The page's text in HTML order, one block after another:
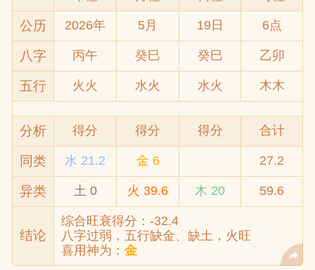
公历 2026年 5月 19日 6点
八字 丙午 癸巳 癸巳 乙卯
五行 火火 水火 水火 木木
分析 得分 得分 得分 合计
同类 水 21.2 金 6 27.2
异类 土 0 火 39.6 木 20 59.6
结论
综合旺衰得分：-32.4
八字过弱，五行缺金、缺土，火旺
喜用神为：金